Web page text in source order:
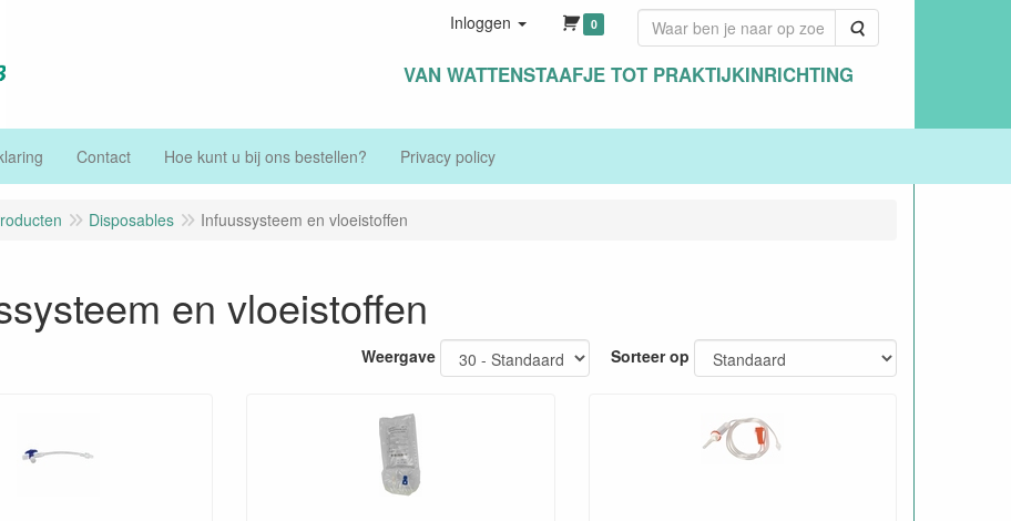
VAN WATTENSTAAFJE TOT PRAKTIJKINRICHTING
Inloggen 0 Zoeken
Contact Hoe kunt u bij ons bestellen? Privacy policy
Disposables Infuussysteem en vloeistoffen
en vloeistoffen
Weergave Sorteer op